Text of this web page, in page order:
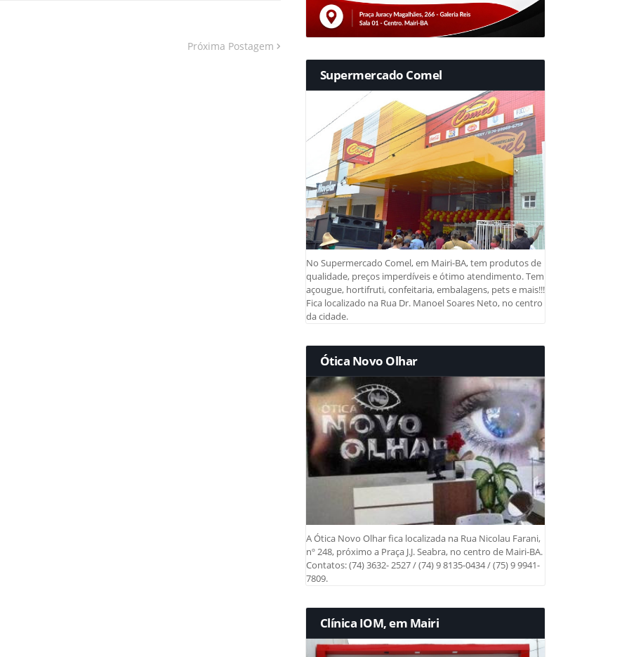
Próxima Postagem
Supermercado Comel
No Supermercado Comel, em Mairi-BA, tem produtos de
qualidade, preços imperdíveis e ótimo atendimento. Tem
açougue, hortifruti, confeitaria, embalagens, pets e mais!!!
Fica localizado na Rua Dr. Manoel Soares Neto, no centro
da cidade.
Ótica Novo Olhar
A Ótica Novo Olhar fica localizada na Rua Nicolau Farani,
nº 248, próximo a Praça J.J. Seabra, no centro de Mairi-BA.
Contatos: (74) 3632- 2527 / (74) 9 8135-0434 / (75) 9 9941-
7809.
Clínica IOM, em Mairi